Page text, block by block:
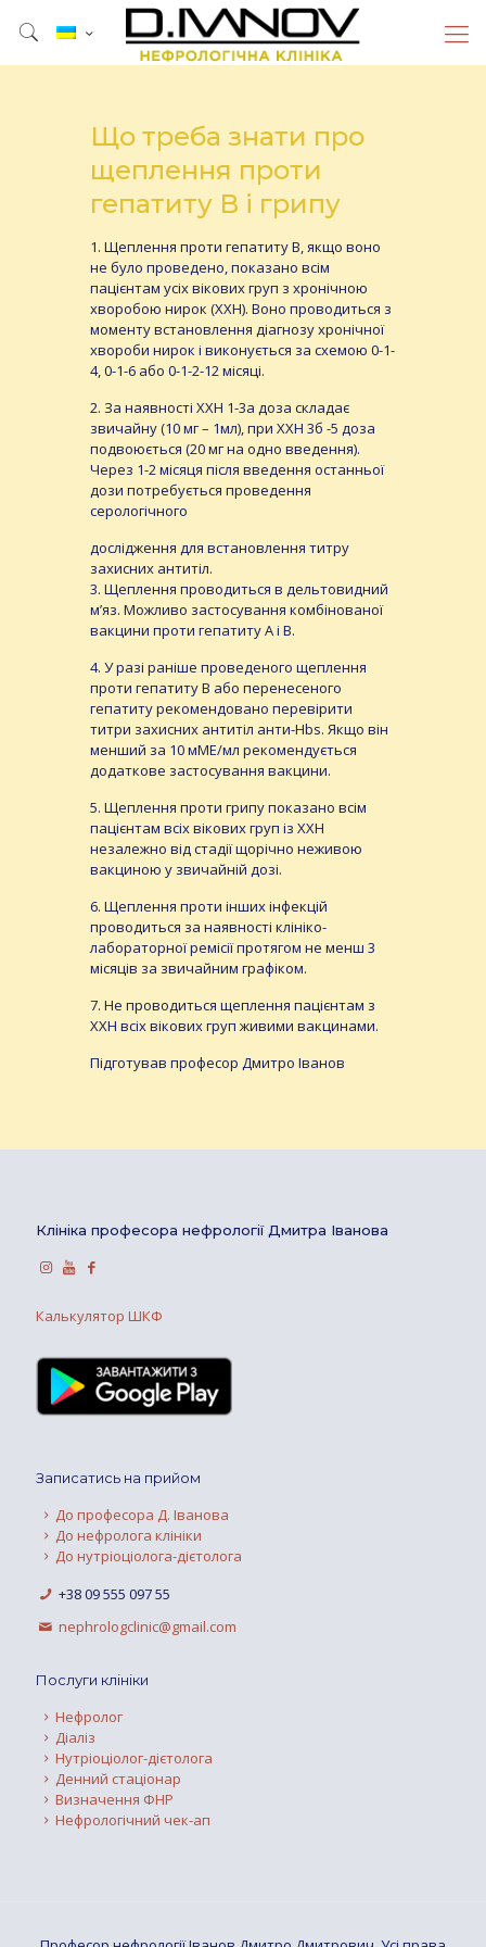
Що треба знати про
щеплення проти
гепатиту В і грипу
1. Щеплення проти гепатиту В, якщо воно
не було проведено, показано всім
пацієнтам усіх вікових груп з хронічною
хворобою нирок (ХХН). Воно проводиться з
моменту встановлення діагнозу хронічної
хвороби нирок і виконується за схемою 0-1-
4, 0-1-6 або 0-1-2-12 місяці.
2. За наявності ХХН 1-3а доза складає
звичайну (10 мг – 1мл), при ХХН 3б -5 доза
подвоюється (20 мг на одно введення).
Через 1-2 місяця після введення останньої
дози потребується проведення
серологічного
дослідження для встановлення титру
захисних антитіл.
3. Щеплення проводиться в дельтовидний
м’яз. Можливо застосування комбінованої
вакцини проти гепатиту А і В.
4. У разі раніше проведеного щеплення
проти гепатиту В або перенесеного
гепатиту рекомендовано перевірити
титри захисних антитіл анти-Hbs. Якщо він
менший за 10 мМЕ/мл рекомендується
додаткове застосування вакцини.
5. Щеплення проти грипу показано всім
пацієнтам всіх вікових груп із ХХН
незалежно від стадії щорічно неживою
вакциною у звичайній дозі.
6. Щеплення проти інших інфекцій
проводиться за наявності клініко-
лабораторної ремісії протягом не менш 3
місяців за звичайним графіком.
7. Не проводиться щеплення пацієнтам з
ХХН всіх вікових груп живими вакцинами.
Підготував професор Дмитро Іванов
Клініка професора нефрології Дмитра Іванова
Калькулятор ШКФ
Записатись на прийом
До професора Д. Іванова
До нефролога клініки
До нутріоціолога-дієтолога
+38 09 555 097 55
nephrologclinic@gmail.com
Послуги клініки
Нефролог
Діаліз
Нутріоціолог-дієтолога
Денний стаціонар
Визначення ФНР
Нефрологічний чек-ап